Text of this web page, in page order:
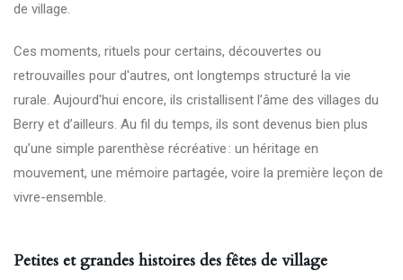
de village.
Ces moments, rituels pour certains, découvertes ou
retrouvailles pour d'autres, ont longtemps structuré la vie
rurale. Aujourd'hui encore, ils cristallisent l’âme des villages du
Berry et d’ailleurs. Au fil du temps, ils sont devenus bien plus
qu’une simple parenthèse récréative : un héritage en
mouvement, une mémoire partagée, voire la première leçon de
vivre-ensemble.
Petites et grandes histoires des fêtes de village